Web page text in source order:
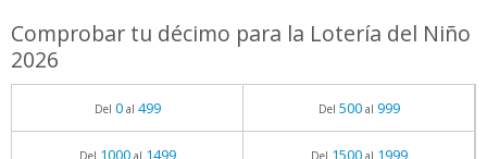
Comprobar tu décimo para la Lotería del Niño
2026
Del 0al 499 Del 500al 999
Del 1000al 1499 Del 1500al 1999